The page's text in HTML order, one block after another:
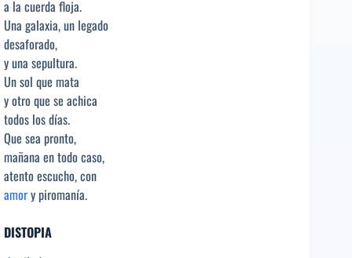
a la cuerda floja.
Una galaxia, un legado
desaforado,
y una sepultura.
Un sol que mata
y otro que se achica
todos los días.
Que sea pronto,
mañana en todo caso,
atento escucho, con
amory piromanía.
DISTOPIA